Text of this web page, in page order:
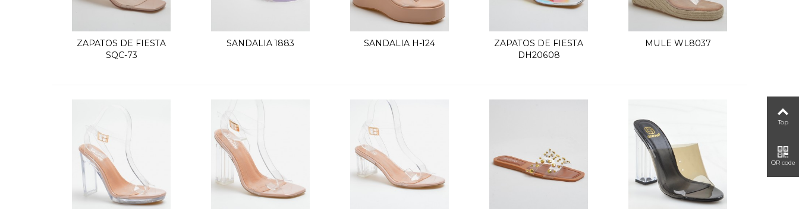
Quick view
ZAPATOS DE FIESTA
SQC-73
Quick view
SANDALIA 1883 Quick view
SANDALIA H-124 Quick view
ZAPATOS DE FIESTA
DH20608
Quick view
MULE WL8037
Top
QR code